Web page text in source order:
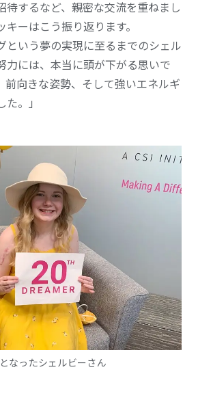
待するなど、親密な交流を重ねまし
ーはこう振り返ります。
という夢の実現に至るまでのシェル
力には、本当に頭が下がる思いで
前向きな姿勢、そして強いエネルギ
。」
なったシェルビーさん